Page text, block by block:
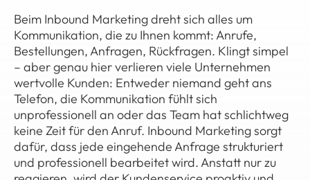
Beim Inbound Marketing dreht sich alles um
Kommunikation, die zu Ihnen kommt: Anrufe,
Bestellungen, Anfragen, Rückfragen. Klingt simpel
– aber genau hier verlieren viele Unternehmen
wertvolle Kunden: Entweder niemand geht ans
Telefon, die Kommunikation fühlt sich
unprofessionell an oder das Team hat schlichtweg
keine Zeit für den Anruf. Inbound Marketing sorgt
dafür, dass jede eingehende Anfrage strukturiert
und professionell bearbeitet wird. Anstatt nur zu